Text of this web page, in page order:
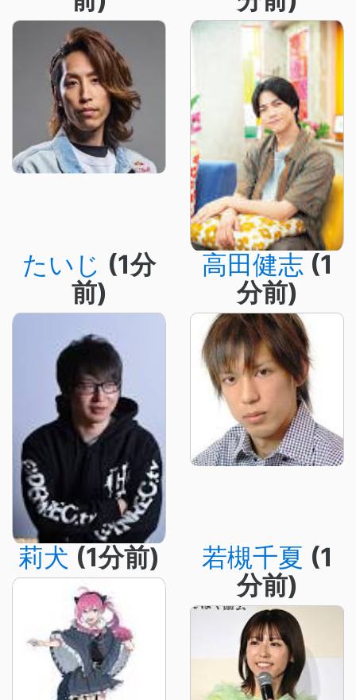
たいじ (1分
前)
高田健志 (1
分前)
莉犬 (1分前) 若槻千夏 (1
分前)